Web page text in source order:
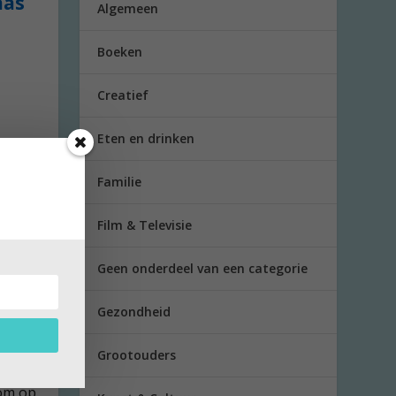
Algemeen
Boeken
Creatief
Eten en drinken
Familie
Film & Televisie
Geen onderdeel van een categorie
Gezondheid
Grootouders